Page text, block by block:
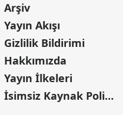
Arşiv
Yayın Akışı
Gizlilik Bildirimi
Hakkımızda
Yayın İlkeleri
İsimsiz Kaynak Politikası